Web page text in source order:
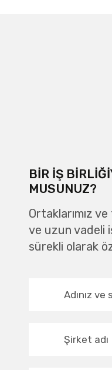
BIR IŞ
MUSUNUZ?
Ortaklarımız
ve uzun vadeli
sürekli olarak
Adınız ve
Şirket adı